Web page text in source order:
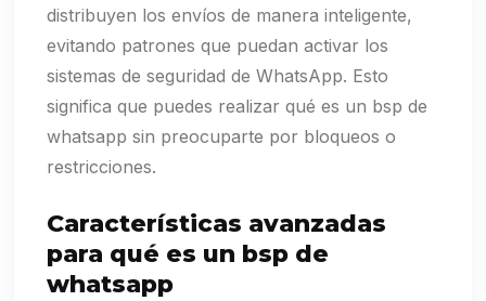
distribuyen los envíos de manera inteligente,
evitando patrones que puedan activar los
sistemas de seguridad de WhatsApp. Esto
significa que puedes realizar qué es un bsp de
whatsapp sin preocuparte por bloqueos o
restricciones.
Características avanzadas
para qué es un bsp de
whatsapp